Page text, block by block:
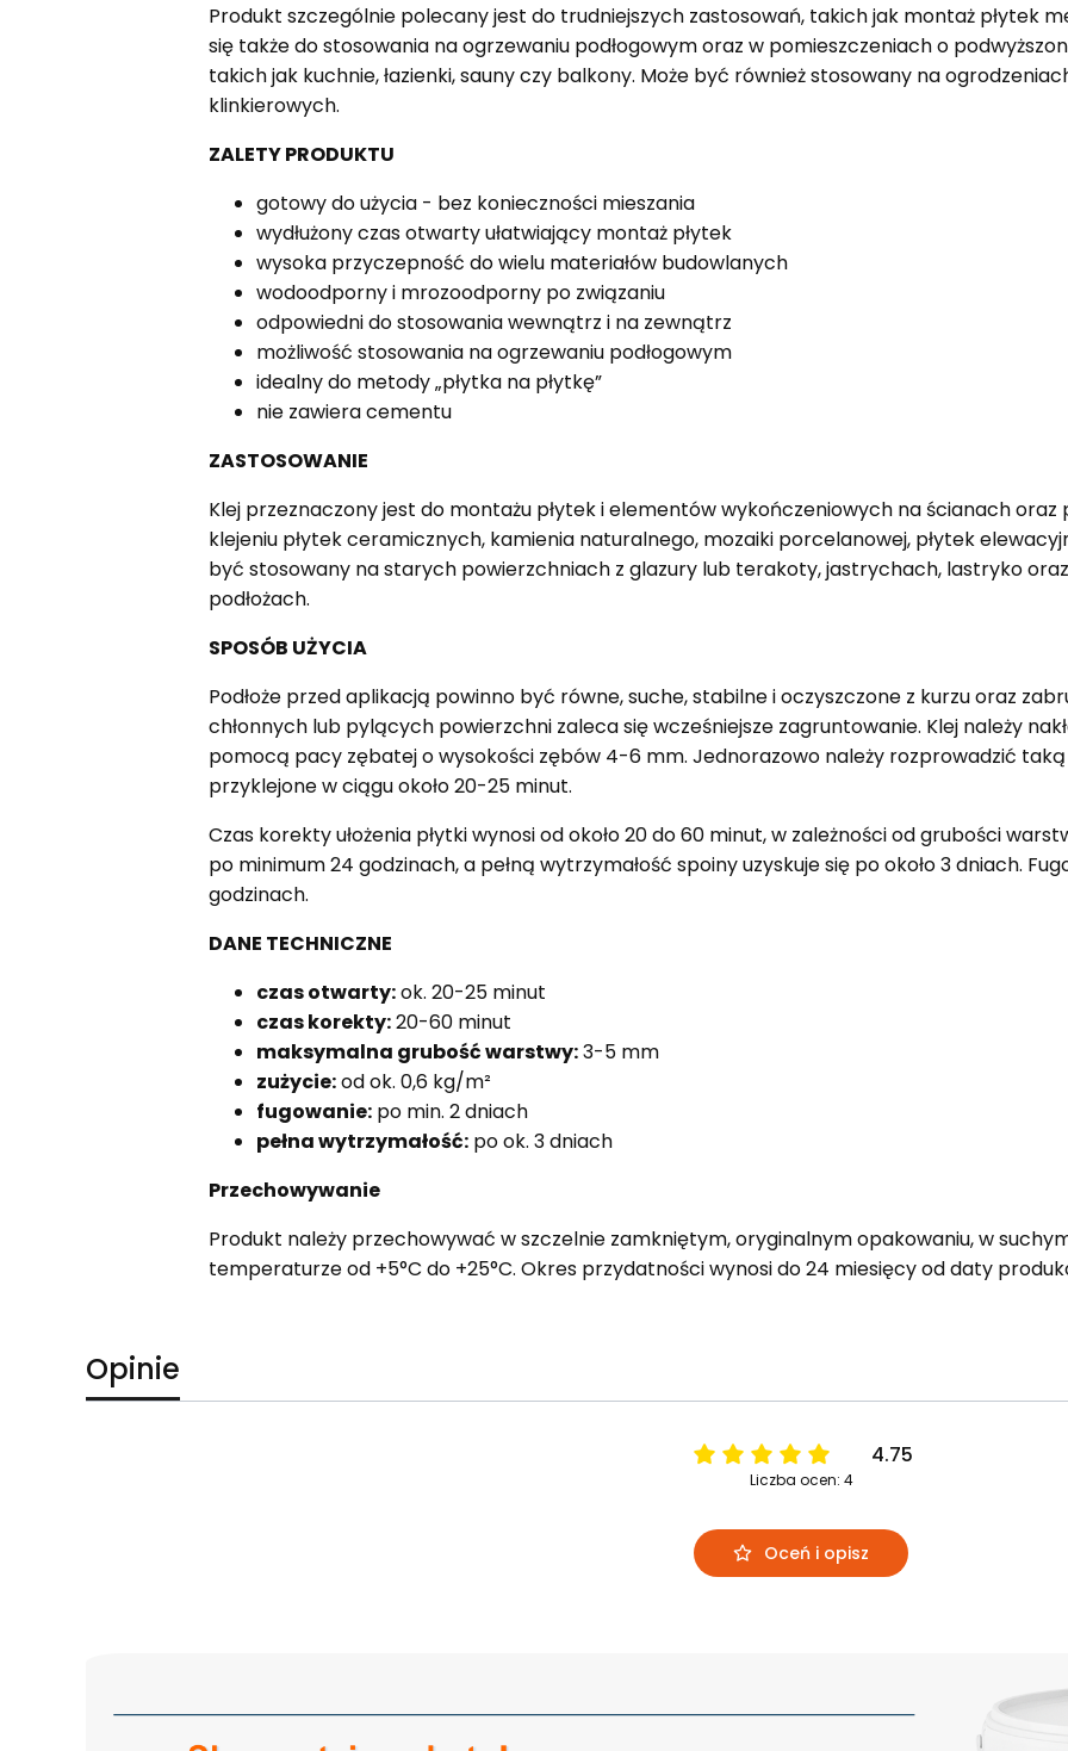
Produkt szczególnie polecany jest do trudniejszych zastosowań, takich jak montaż płytek
się także do stosowania na ogrzewaniu podłogowym oraz w pomieszczeniach o
takich jak kuchnie, łazienki, sauny czy balkony. Może być również stosowany na
klinkierowych.
ZALETY PRODUKTU
gotowy do użycia - bez konieczności mieszania
wydłużony czas otwarty ułatwiający montaż płytek
wysoka przyczepność do wielu materiałów budowlanych
wodoodporny i mrozoodporny po związaniu
odpowiedni do stosowania wewnątrz i na zewnątrz
możliwość stosowania na ogrzewaniu podłogowym
idealny do metody „płytka na płytkę”
nie zawiera cementu
ZASTOSOWANIE
Klej przeznaczony jest do montażu płytek i elementów wykończeniowych na ścianach oraz
klejeniu płytek ceramicznych, kamienia naturalnego, mozaiki porcelanowej, płytek
być stosowany na starych powierzchniach z glazury lub terakoty, jastrychach, lastryko
podłożach.
SPOSÓB UŻYCIA
Podłoże przed aplikacją powinno być równe, suche, stabilne i oczyszczone z kurzu oraz
chłonnych lub pylących powierzchni zaleca się wcześniejsze zagruntowanie. Klej należy
pomocą pacy zębatej o wysokości zębów 4-6 mm. Jednorazowo należy rozprowadzić taką
przyklejone w ciągu około 20-25 minut.
Czas korekty ułożenia płytki wynosi od około 20 do 60 minut, w zależności od grubości
po minimum 24 godzinach, a pełną wytrzymałość spoiny uzyskuje się po około 3 dniach.
godzinach.
DANE TECHNICZNE
czas otwarty:ok. 20-25 minut
czas korekty:20-60 minut
maksymalna grubość warstwy:3-5 mm
zużycie:od ok. 0,6 kg/m²
fugowanie:po min. 2 dniach
pełna wytrzymałość:po ok. 3 dniach
Przechowywanie
Produkt należy przechowywać w szczelnie zamkniętym, oryginalnym opakowaniu, w
temperaturze od +5°C do +25°C. Okres przydatności wynosi do 24 miesięcy od daty
Opinie
4.75
Liczba ocen: 4
Oceń i opisz